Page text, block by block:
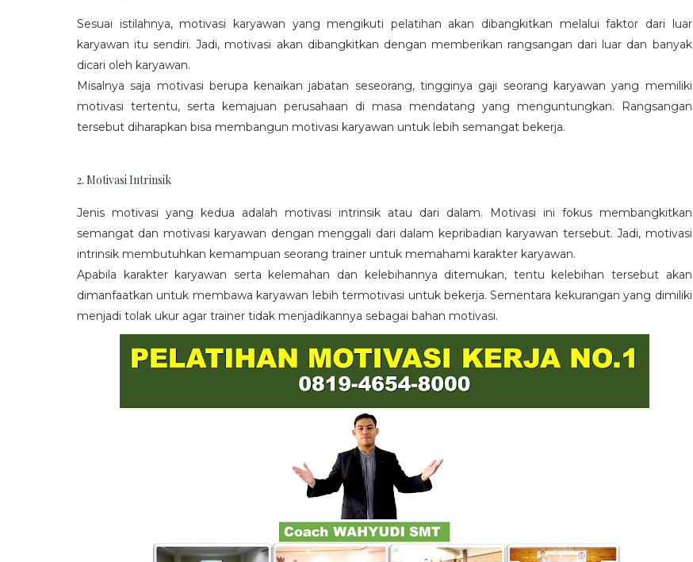
Sesuai istilahnya, motivasi karyawan yang mengikuti pelatihan akan dibangkitkan melalui faktor dari luar
karyawan itu sendiri. Jadi, motivasi akan dibangkitkan dengan memberikan rangsangan dari luar dan banyak
dicari oleh karyawan.
Misalnya saja motivasi berupa kenaikan jabatan seseorang, tingginya gaji seorang karyawan yang memiliki
motivasi tertentu, serta kemajuan perusahaan di masa mendatang yang menguntungkan. Rangsangan
tersebut diharapkan bisa membangun motivasi karyawan untuk lebih semangat bekerja.
2. Motivasi Intrinsik
Jenis motivasi yang kedua adalah motivasi intrinsik atau dari dalam. Motivasi ini fokus membangkitkan
semangat dan motivasi karyawan dengan menggali dari dalam kepribadian karyawan tersebut. Jadi, motivasi
intrinsik membutuhkan kemampuan seorang trainer untuk memahami karakter karyawan.
Apabila karakter karyawan serta kelemahan dan kelebihannya ditemukan, tentu kelebihan tersebut akan
dimanfaatkan untuk membawa karyawan lebih termotivasi untuk bekerja. Sementara kekurangan yang dimiliki
menjadi tolak ukur agar trainer tidak menjadikannya sebagai bahan motivasi.